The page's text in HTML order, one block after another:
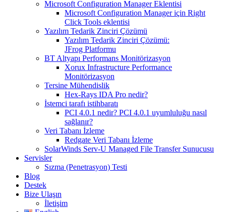
Microsoft Configuration Manager Eklentisi
Microsoft Configuration Manager için Right
Click Tools eklentisi
Yazılım Tedarik Zinciri Çözümü
Yazılım Tedarik Zinciri Çözümü:
JFrog Platformu
BT Altyapı Performans Monitörizasyon
Xorux Infrastructure Performance
Monitörizasyon
Tersine Mühendislik
Hex-Rays IDA Pro nedir?
İstemci tarafı istihbaratı
PCI 4.0.1 nedir? PCI 4.0.1 uyumluluğu nasıl
sağlanır?
Veri Tabanı İzleme
Redgate Veri Tabanı İzleme
SolarWinds Serv-U Managed File Transfer Sunucusu
Servisler
Sızma (Penetrasyon) Testi
Blog
Destek
Bize Ulaşın
İletişim